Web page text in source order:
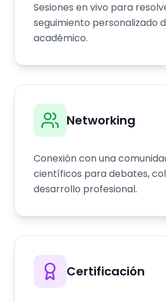
Sesiones en vivo para
seguimiento personalizado
académico.
Networking
Conexión con una
científicos para debates,
desarrollo profesional.
Certificación